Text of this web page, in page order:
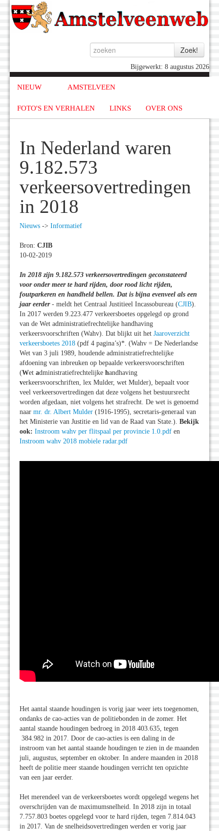
Bijgewerkt: 8 augustus 2026
NIEUW AMSTELVEEN
FOTO'S EN VERHALEN LINKS OVER ONS
In Nederland waren
9.182.573
verkeersovertredingen
in 2018
Nieuws -> Informatief
Bron: CJIB
10-02-2019
In 2018 zijn 9.182.573 verkeersovertredingen geconstateerd
voor onder meer te hard rijden, door rood licht rijden,
foutparkeren en handheld bellen. Dat is bijna evenveel als een
jaar eerder - meldt het Centraal Justitieel Incassobureau (CJIB).
In 2017 werden 9.223.477 verkeersboetes opgelegd op grond
van de Wet administratiefrechtelijke handhaving
verkeersvoorschriften (Wahv). Dat blijkt uit het Jaaroverzicht
verkeersboetes 2018 (pdf 4 pagina’s)*. (Wahv = De Nederlandse
Wet van 3 juli 1989, houdende administratiefrechtelijke
afdoening van inbreuken op bepaalde verkeersvoorschriften
(Wet administratiefrechtelijke handhaving
verkeersvoorschriften, lex Mulder, wet Mulder), bepaalt voor
veel verkeersovertredingen dat deze volgens het bestuursrecht
worden afgedaan, niet volgens het strafrecht. De wet is genoemd
naar mr. dr. Albert Mulder (1916-1995), secretaris-generaal van
het Ministerie van Justitie en lid van de Raad van State.). Bekijk
ook: Instroom wahv per flitspaal per provincie 1.0.pdf en
Instroom wahv 2018 mobiele radar.pdf
Het aantal staande houdingen is vorig jaar weer iets toegenomen,
ondanks de cao-acties van de politiebonden in de zomer. Het
aantal staande houdingen bedroeg in 2018 403.635, tegen
384.982 in 2017. Door de cao-acties is een daling in de
instroom van het aantal staande houdingen te zien in de maanden
juli, augustus, september en oktober. In andere maanden in 2018
heeft de politie meer staande houdingen verricht ten opzichte
van een jaar eerder.
Het merendeel van de verkeersboetes wordt opgelegd wegens het
overschrijden van de maximumsnelheid. In 2018 zijn in totaal
7.757.803 boetes opgelegd voor te hard rijden, tegen 7.814.043
in 2017. Van de snelheidsovertredingen werden er vorig jaar